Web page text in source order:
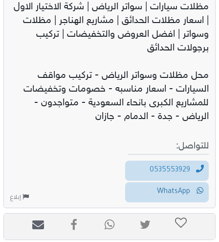
مظلات سيارات | سواتر الرياض | شركة الاختيار الاول
| اسعار مظلات الحدائق | مشاريع الهناجر | مظلات
وسواتر | افضل العروض والتخفيضات | تركيب
برجولات الحدائق
محل مظلات وسواتر الرياض - تركيب مواقف
السيارات - اسعار مناسبه - خصومات وتخفيضات
للمشاريع الكبرى بانحاء السعودية - متواجدون -
الرياض - جدة - الدمام - جازان
للتواصل:
إبلاغ